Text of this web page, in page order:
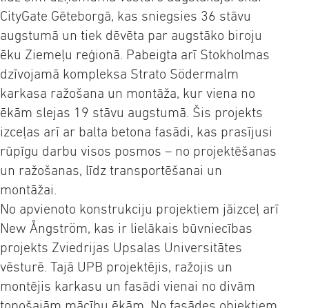
CityGate Gēteborgā, kas sniegsies 36 stāvu
augstumā un tiek dēvēta par augstāko biroju
ēku Ziemeļu reģionā. Pabeigta arī Stokholmas
dzīvojamā kompleksa Strato Södermalm
karkasa ražošana un montāža, kur viena no
ēkām slejas 19 stāvu augstumā. Šis projekts
izceļas arī ar balta betona fasādi, kas prasījusi
rūpīgu darbu visos posmos – no projektēšanas
un ražošanas, līdz transportēšanai un
montāžai.
No apvienoto konstrukciju projektiem jāizceļ arī
New Ångström, kas ir lielākais būvniecības
projekts Zviedrijas Upsalas Universitātes
vēsturē. Tajā UPB projektējis, ražojis un
montējis karkasu un fasādi vienai no divām